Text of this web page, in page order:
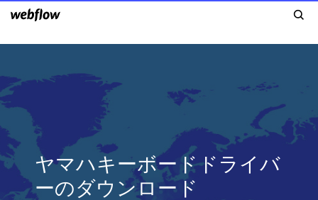
ヤマハキーボードドライバ
ーのダウンロード